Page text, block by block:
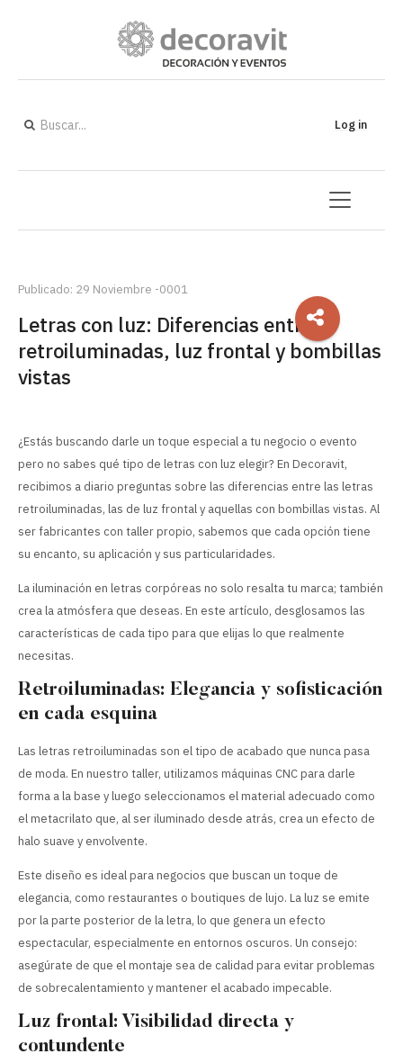
Log in
Publicado: 29 Noviembre -0001
Letras con luz: Diferencias entre
retroiluminadas, luz frontal y bombillas
vistas
¿Estás buscando darle un toque especial a tu negocio o evento
pero no sabes qué tipo de letras con luz elegir? En Decoravit,
recibimos a diario preguntas sobre las diferencias entre las letras
retroiluminadas, las de luz frontal y aquellas con bombillas vistas. Al
ser fabricantes con taller propio, sabemos que cada opción tiene
su encanto, su aplicación y sus particularidades.
La iluminación en letras corpóreas no solo resalta tu marca; también
crea la atmósfera que deseas. En este artículo, desglosamos las
características de cada tipo para que elijas lo que realmente
necesitas.
Retroiluminadas: Elegancia y sofisticación
en cada esquina
Las letras retroiluminadas son el tipo de acabado que nunca pasa
de moda. En nuestro taller, utilizamos máquinas CNC para darle
forma a la base y luego seleccionamos el material adecuado como
el metacrilato que, al ser iluminado desde atrás, crea un efecto de
halo suave y envolvente.
Este diseño es ideal para negocios que buscan un toque de
elegancia, como restaurantes o boutiques de lujo. La luz se emite
por la parte posterior de la letra, lo que genera un efecto
espectacular, especialmente en entornos oscuros. Un consejo:
asegúrate de que el montaje sea de calidad para evitar problemas
de sobrecalentamiento y mantener el acabado impecable.
Luz frontal: Visibilidad directa y
contundente